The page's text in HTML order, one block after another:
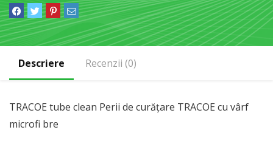
Descriere Recenzii (0)
TRACOE tube clean Perii de curățare TRACOE cu vârf
microfi bre